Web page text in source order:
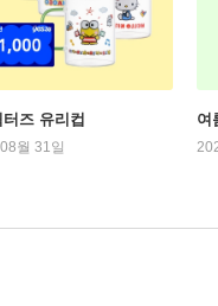
즈 유리컵
월 31일
여